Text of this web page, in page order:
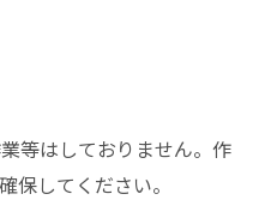
等はしておりません。作
保してください。